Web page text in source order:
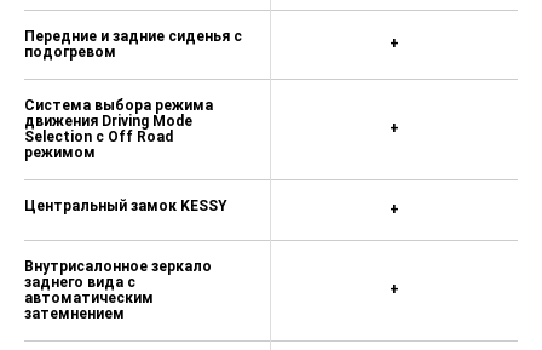
Bluetooth с Wi-Fi (только с
навигацией) 0 ₽
Bluetooth, соединение с внешней
антенной, беспроводная зарядка
телефона и Wi-Fi (только с
навигацией) 15 200 ₽
Цифровой радиоприем 5 600 ₽
Цифровой радиоприем при заказе
Bluetooth Premium (rSAP) 0 ₽
Радионавигационная система
Amundsen (карта Европы) 29 200 ₽
Радионавигационная система
Передние и задние сиденья с
подогревом
Система выбора режима
движения Driving Mode
Selection с Off Road
режимом
Центральный замок KESSY
Внутрисалонное зеркало
заднего вида с
автоматическим
затемнением
+
+
+
+